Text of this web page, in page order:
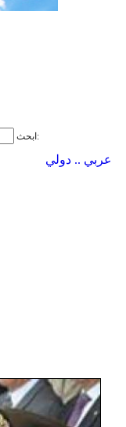
ابحث ابحث عن:
عربي .. دولي